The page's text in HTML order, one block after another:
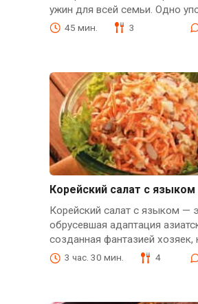
ужин для всей семьи. Одно
45 мин. 3
Корейский салат с языком
Корейский салат с языком —
обрусевшая адаптация
созданная фантазией
3 час. 30 мин. 4